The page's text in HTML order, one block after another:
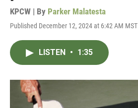
KPCW | By Parker Malatesta
Published December 12, 2024 at 6:42 AM MST
LISTEN • 1:35